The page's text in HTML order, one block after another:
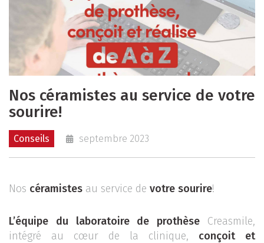
Nos céramistes au service de votre
sourire!
Conseils septembre 2023
Nos céramistes au service de votre sourire!
L’équipe du laboratoire de prothèse Creasmile,
intégré au cœur de la clinique, conçoit et